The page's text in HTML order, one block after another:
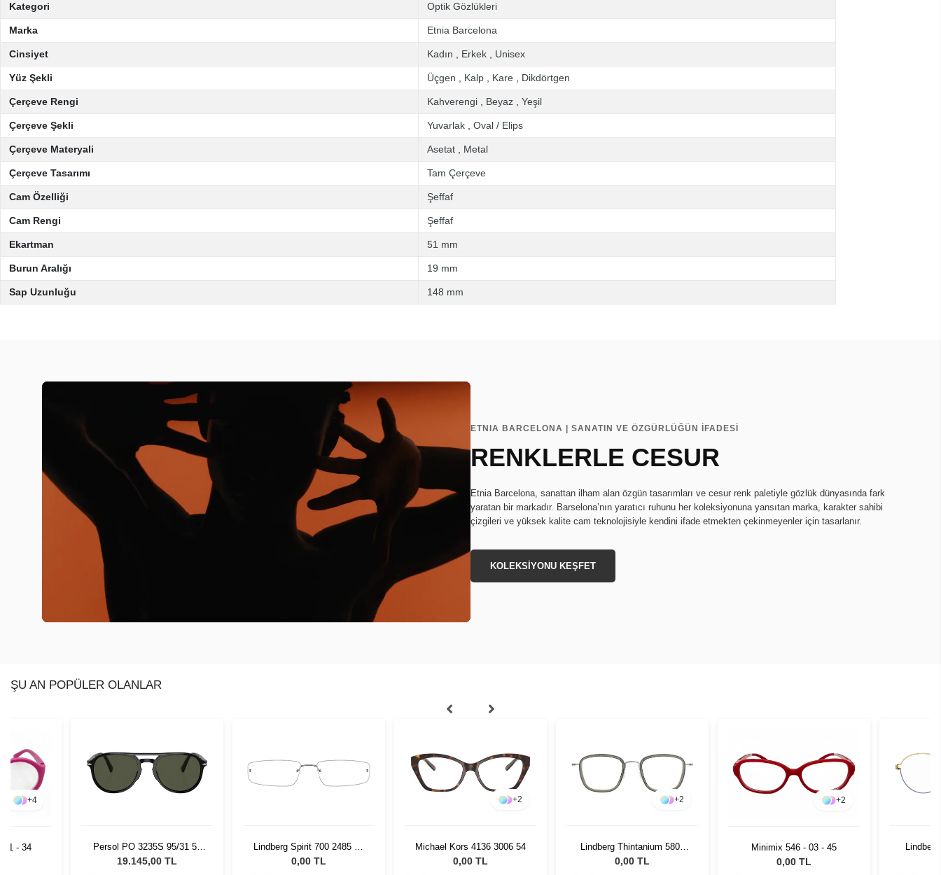
Kategori Optik Gözlükleri
Marka Etnia Barcelona
Cinsiyet Kadın Erkek Unisex
Yüz Şekli Üçgen Kalp Kare Dikdörtgen
Çerçeve Rengi Kahverengi Beyaz Yeşil
Çerçeve Şekli Yuvarlak Oval / Elips
Çerçeve Materyali Asetat Metal
Çerçeve Tasarımı Tam Çerçeve
Cam Özelliği Şeffaf
Cam Rengi Şeffaf
Ekartman 51 mm
Burun Aralığı 19 mm
Sap Uzunluğu 148 mm
ETNIA BARCELONA | SANATIN VE ÖZGÜRLÜĞÜN İFADESİ
RENKLERLE CESUR
Etnia Barcelona, sanattan ilham alan özgün tasarımları ve cesur renk paletiyle gözlük dünyasında fark
yaratan bir markadır. Barselona’nın yaratıcı ruhunu her koleksiyonuna yansıtan marka, karakter sahibi
çizgileri ve yüksek kalite cam teknolojisiyle kendini ifade etmekten çekinmeyenler için tasarlanır.
KOLEKSİYONU KEŞFET
ŞU AN POPÜLER OLANLAR
+4
- 34
Persol PO 3235S 95/31 55
Unisex Güneş Gözlüğü
19.145,00 TL
Lindberg Spirit 700 2485 10
140
0,00 TL
+2
Michael Kors 4136 3006 54
0,00 TL
+2
Lindberg Thintanium 5801
K263 GT 49 140
0,00 TL
+2
Minimix 546 - 03 - 45
0,00 TL